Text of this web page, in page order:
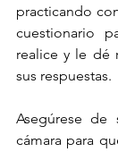
practicando
cuestionario
realice y le dé
sus respuestas.
Asegúrese de
cámara para